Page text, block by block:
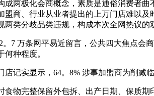
极化会商概念，素质是通俗消费者曲
盟商、行业从业者提出的上万门店难以
两类分歧品类违规，构成本次全网热议的
万条网平易近留言，公共四大焦点会商
何种程度。
实显示，64。8% 涉事加盟商为削减
完整保留外包拆、出产日期、保质期